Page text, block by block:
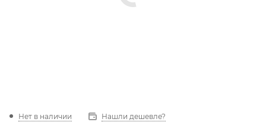
Нет в наличии Нашли дешевле?